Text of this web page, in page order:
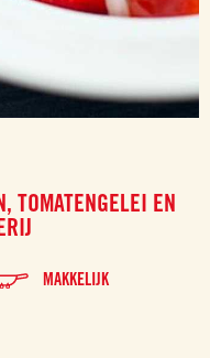
TOMATENGELEI EN
MAKKELIJK